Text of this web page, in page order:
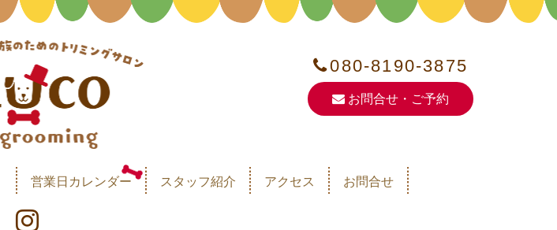
080-8190-3875
お問合せ・ご予約
営業日カレンダー スタッフ紹介 アクセス お問合せ